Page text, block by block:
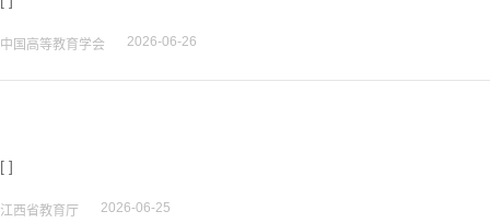
中国高等教育学会 2026-06-26
[ ]
江西省教育厅 2026-06-25